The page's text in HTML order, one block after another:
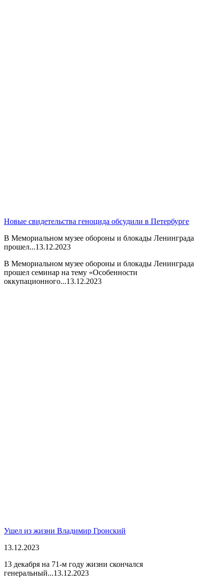
Новые свидетельства геноцида обсудили в Петербурге
В Мемориальном музее обороны и блокады Ленинграда
прошел...13.12.2023
В Мемориальном музее обороны и блокады Ленинграда
прошел семинар на тему «Особенности
оккупационного...13.12.2023
Ушел из жизни Владимир Гронский
13.12.2023
13 декабря на 71-м году жизни скончался
генеральный...13.12.2023